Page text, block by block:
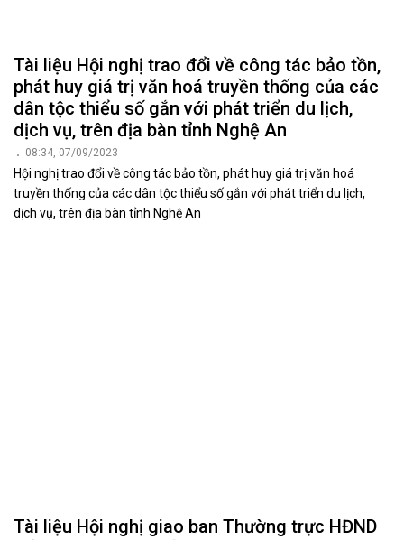
Tài liệu Hội nghị trao đổi về công tác bảo tồn,
phát huy giá trị văn hoá truyền thống của các
dân tộc thiểu số gắn với phát triển du lịch,
dịch vụ, trên địa bàn tỉnh Nghệ An
08:34, 07/09/2023
Hội nghị trao đổi về công tác bảo tồn, phát huy giá trị văn hoá
truyền thống của các dân tộc thiểu số gắn với phát triển du lịch,
dịch vụ, trên địa bàn tỉnh Nghệ An
Tài liệu Hội nghị giao ban Thường trực HĐND